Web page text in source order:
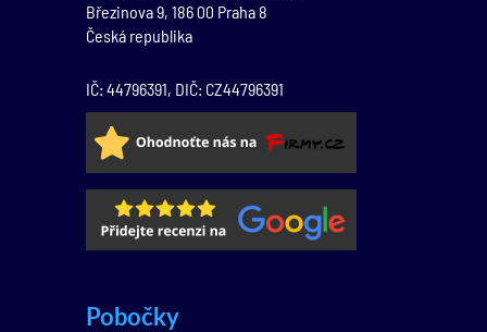
Březinova 9, 186 00 Praha 8
Česká republika
IČ: 44796391, DIČ: CZ44796391
Pobočky